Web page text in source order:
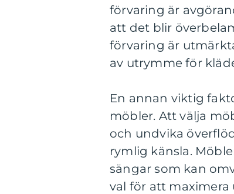
förvaring är
att det blir
förvaring är
av utrymme för
En annan viktig
möbler. Att välja
och undvika
rymlig känsla.
sängar som kan
val för att